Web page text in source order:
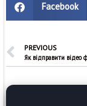
Facebook
PREVIOUS